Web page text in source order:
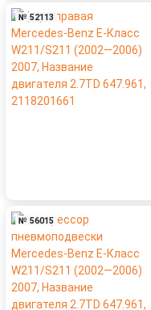
№ 52113
№ 56015